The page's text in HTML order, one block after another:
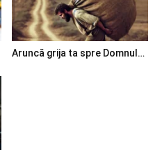
Aruncă grija ta spre Domnul…